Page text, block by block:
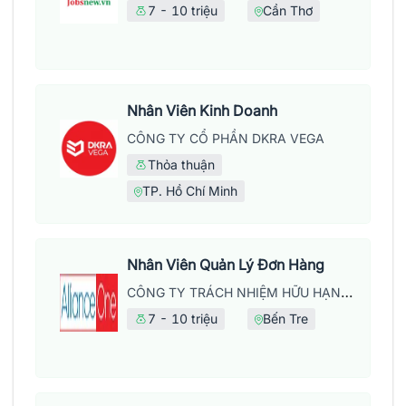
7 - 10 triệu
Cần Thơ
Nhân Viên Kinh Doanh
CÔNG TY CỔ PHẦN DKRA VEGA
Thỏa thuận
TP. Hồ Chí Minh
Nhân Viên Quản Lý Đơn Hàng
CÔNG TY TRÁCH NHIỆM HỮU HẠN MAY MẶC ALLIANCE ONE
7 - 10 triệu Bến Tre